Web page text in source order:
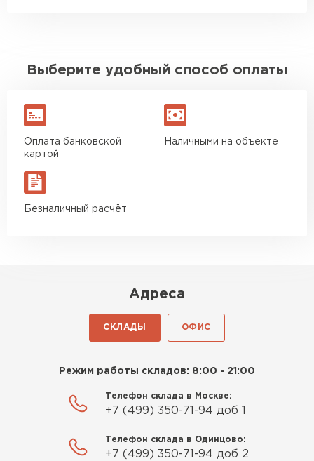
Выберите удобный способ оплаты
Оплата банковской
картой
Наличными на объекте
Безналичный расчёт
Адреса
СКЛАДЫ ОФИС
Режим работы складов: 8:00 - 21:00
Телефон склада в Москве:
+7 (499) 350-71-94 доб 1
Телефон склада в Одинцово:
+7 (499) 350-71-94 доб 2